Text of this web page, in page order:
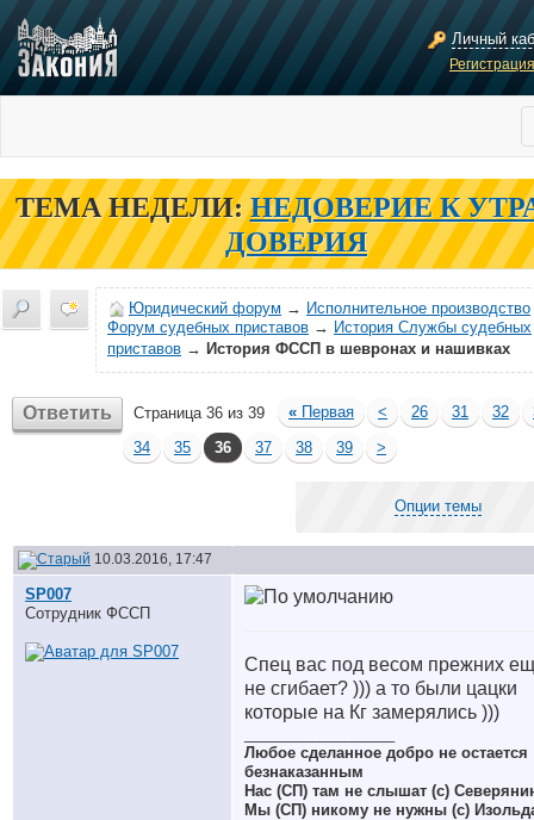
Личный
ТЕМА НЕДЕЛИ: НЕДОВЕРИЕ К
ДОВЕРИЯ
Юридический форум → Исполнительное производство
Форум судебных приставов → История Службы судебных
приставов → История ФССП в шевронах и нашивках
Ответить Страница 36 из 39 « Первая < 26 31 32
34
35 36 37 38 39 >
Опции темы
10.03.2016, 17:47
SP007
Сотрудник ФССП
Спец вас под весом прежних
не сгибает? ))) а то были цацки
которые на Кг замерялись )))
Любое сделанное добро не остается
безнаказанным
Нас (СП) там не слышат (с)
Мы (СП) никому не нужны (с)